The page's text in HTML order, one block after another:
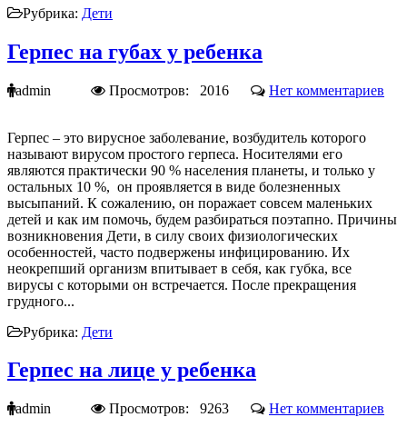
Рубрика: Дети
Герпес на губах у ребенка
admin Просмотров: 2016 Нет комментариев
Герпес – это вирусное заболевание, возбудитель которого
называют вирусом простого герпеса. Носителями его
являются практически 90 % населения планеты, и только у
остальных 10 %, он проявляется в виде болезненных
высыпаний. К сожалению, он поражает совсем маленьких
детей и как им помочь, будем разбираться поэтапно. Причины
возникновения Дети, в силу своих физиологических
особенностей, часто подвержены инфицированию. Их
неокрепший организм впитывает в себя, как губка, все
вирусы с которыми он встречается. После прекращения
грудного...
Рубрика: Дети
Герпес на лице у ребенка
admin Просмотров: 9263 Нет комментариев